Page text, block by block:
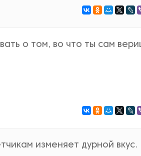
о том, во что ты сам
изменяет дурной вкус.